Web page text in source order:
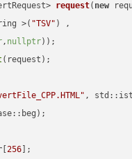
request( new
>(
"TSV" ) ,
, nullptr))
,
[256 ];